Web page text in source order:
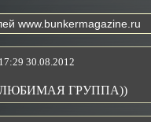
www.bunkermagazine.ru
17:29 30.08.2012
ГРУППА))